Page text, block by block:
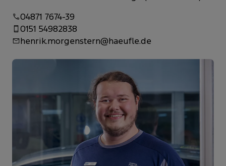
04871 7674-39
0151 54982838
henrik.morgenstern@haeufle.de